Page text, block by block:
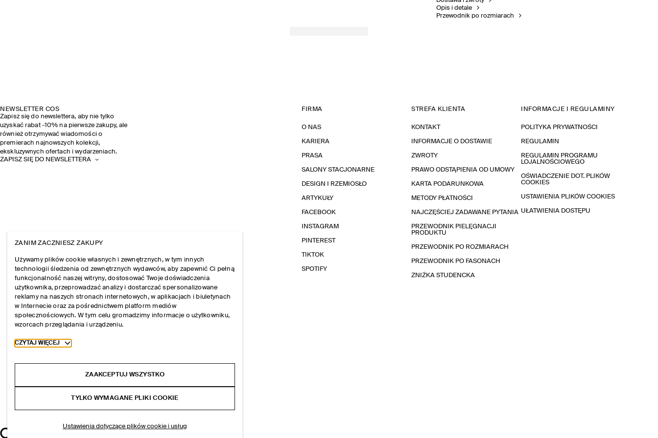
Opis i detale
Przewodnik po rozmiarach
NEWSLETTER COS
Zapisz się do newslettera, aby nie tylko
uzyskać rabat -10% na pierwsze zakupy, ale
również otrzymywać wiadomości o
premierach najnowszych kolekcji,
ekskluzywnych ofertach i wydarzeniach.
ZAPISZ SIĘ DO NEWSLETTERA
FIRMA
O NAS
KARIERA
PRASA
SALONY STACJONARNE
DESIGN I RZEMIOSŁO
ARTYKUŁY
FACEBOOK
INSTAGRAM
PINTEREST
TIKTOK
SPOTIFY
STREFA KLIENTA
KONTAKT
INFORMACJE O DOSTAWIE
ZWROTY
PRAWO ODSTĄPIENIA OD UMOWY
KARTA PODARUNKOWA
METODY PŁATNOŚCI
NAJCZĘŚCIEJ ZADAWANE PYTANIA
PRZEWODNIK PIELĘGNACJI
PRODUKTU
PRZEWODNIK PO ROZMIARACH
PRZEWODNIK PO FASONACH
ZNIŻKA STUDENCKA
INFORMACJE I REGULAMINY
POLITYKA PRYWATNOŚCI
REGULAMIN
REGULAMIN PROGRAMU
LOJALNOŚCIOWEGO
OŚWIADCZENIE DOT. PLIKÓW
COOKIES
USTAWIENIA PLIKÓW COOKIES
UŁATWIENIA DOSTĘPU
ZANIM ZACZNIESZ ZAKUPY
Używamy plików cookie własnych i zewnętrznych, w tym innych
technologii śledzenia od zewnętrznych wydawców, aby zapewnić Ci pełną
funkcjonalność naszej witryny, dostosować Twoje doświadczenia
użytkownika, przeprowadzać analizy i dostarczać spersonalizowane
reklamy na naszych stronach internetowych, w aplikacjach i biuletynach
w Internecie oraz za pośrednictwem platform mediów
społecznościowych. W tym celu gromadzimy informacje o użytkowniku,
wzorcach przeglądania i urządzeniu.
Toggle more cookie information
CZYTAJ WIĘCEJ
ZAAKCEPTUJ WSZYSTKO
TYLKO WYMAGANE PLIKI COOKIE
Ustawienia dotyczące plików cookie i usług